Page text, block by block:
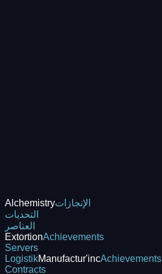
Alchemistryالإنجازات
التحديات
العناصر
ExtortionAchievements
Servers
LogistikManufactur'incAchievements
Contracts